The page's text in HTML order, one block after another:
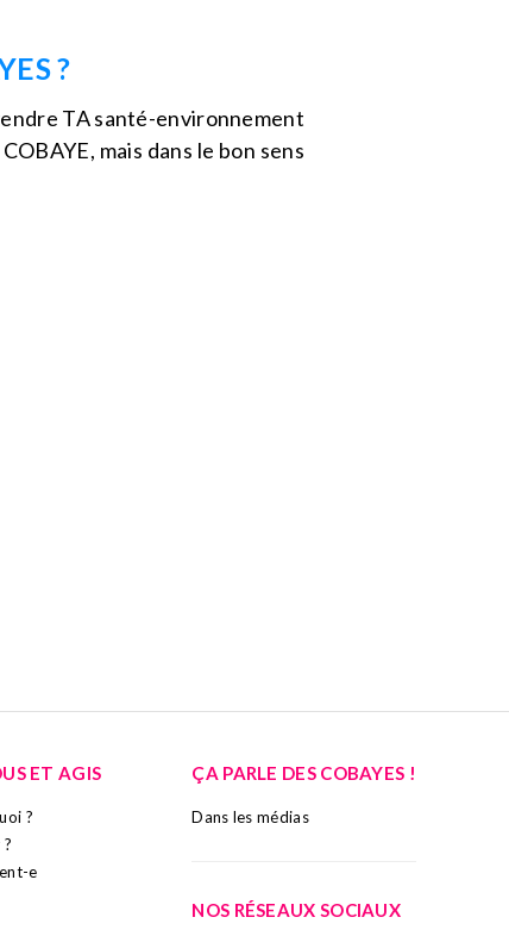
?
TA santé-environnement
mais dans le bon sens
ET AGIS
?
e
ÇA PARLE DES COBAYES !
Dans les médias
NOS RÉSEAUX SOCIAUX